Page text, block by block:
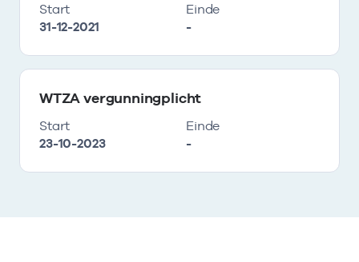
Start
31-12-2021
Einde
-
WTZA vergunningplicht
Start
23-10-2023
Einde
-